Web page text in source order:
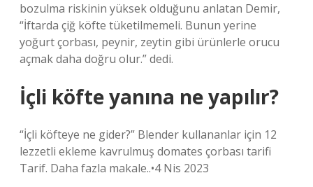
bozulma riskinin yüksek olduğunu anlatan Demir,
“İftarda çiğ köfte tüketilmemeli. Bunun yerine
yoğurt çorbası, peynir, zeytin gibi ürünlerle orucu
açmak daha doğru olur.” dedi.
İçli köfte yanına ne yapılır?
“İçli köfteye ne gider?” Blender kullananlar için 12
lezzetli ekleme kavrulmuş domates çorbası tarifi
Tarif. Daha fazla makale..•4 Nis 2023